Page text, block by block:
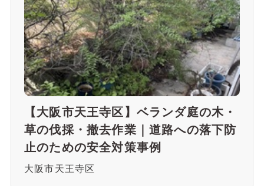
【大阪市天王寺区】ベランダ庭の木・
草の伐採・撤去作業｜道路への落下防
止のための安全対策事例
大阪市天王寺区